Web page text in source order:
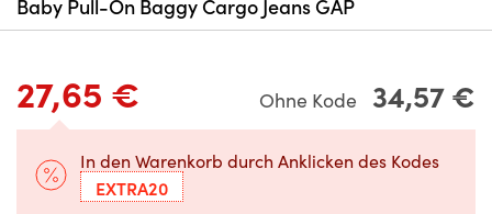
Baby Pull-On Baggy Cargo Jeans GAP
27,65 € Ohne Kode 34,57 €
In den Warenkorb durch Anklicken des Kodes
EXTRA20